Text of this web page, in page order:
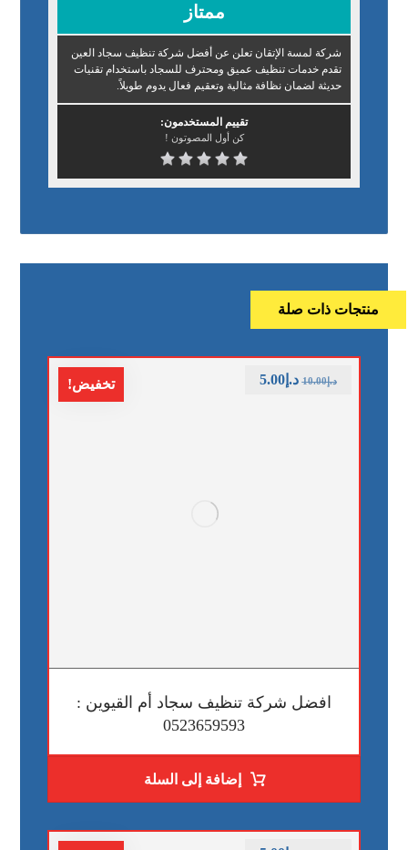
ممتاز
شركة لمسة الإتقان تعلن عن أفضل شركة تنظيف سجاد العين
تقدم خدمات تنظيف عميق ومحترف للسجاد باستخدام تقنيات
حديثة لضمان نظافة مثالية وتعقيم فعال يدوم طويلاً.
تقييم المستخدمون:
كن أول المصوتون !
منتجات ذات صلة
تخفيض!
افضل شركة تنظيف سجاد أم القيوين :
0523659593
د.إ10.00 د.إ5.00
إضافة إلى السلة